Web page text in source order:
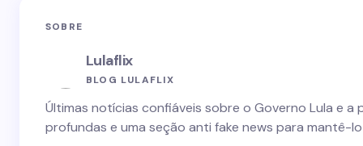
SOBRE
Lulaflix
BLOG LULAFLIX
Últimas notícias confiáveis sobre o Governo Lula e
profundas e uma seção anti fake news para mantê-